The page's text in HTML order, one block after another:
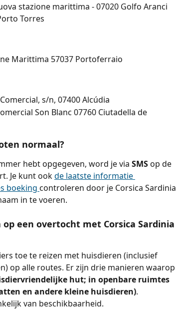
stazione marittima - 07020 Golfo Aranci
Torres
Marittima 57037 Portoferraio
s/n, 07400 Alcúdia
Son Blanc 07760 Ciutadella de
normaal?
hebt opgegeven, word je via SMS op de
Je kunt ook de laatste informatie
boeking controleren door je Corsica Sardinia
in te voeren.
een overtocht met Corsica Sardinia
toe te reizen met huisdieren (inclusief
op alle routes. Er zijn drie manieren waarop
hut; in openbare ruimtes
en andere kleine huisdieren).
van beschikbaarheid.